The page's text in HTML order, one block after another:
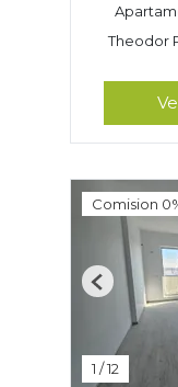
Theodor
Comision
1 /12
Previous